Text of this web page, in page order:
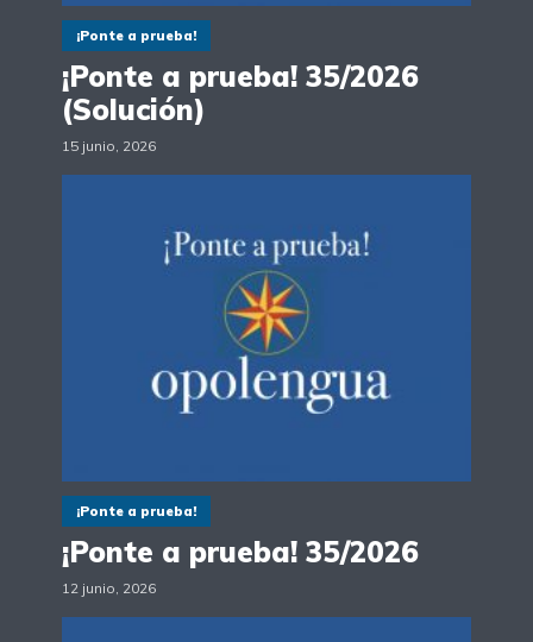
¡Ponte a prueba!
¡Ponte a prueba! 35/2026
(Solución)
15 junio, 2026
¡Ponte a prueba!
¡Ponte a prueba! 35/2026
12 junio, 2026